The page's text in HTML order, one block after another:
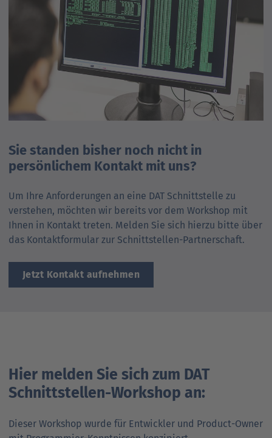
Sie standen bisher noch nicht in
persönlichem Kontakt mit uns?
Um Ihre Anforderungen an eine DAT Schnitt­stelle zu
verstehen, möchten wir bereits vor dem Workshop mit
Ihnen in Kontakt treten. Melden Sie sich hierzu bitte über
das Kontakt­formular zur Schnitt­stellen-Partnerschaft.
Jetzt Kontakt aufnehmen
Hier melden Sie sich zum DAT
Schnittstellen-Workshop an:
Dieser Workshop wurde für Entwickler und Product-Owner